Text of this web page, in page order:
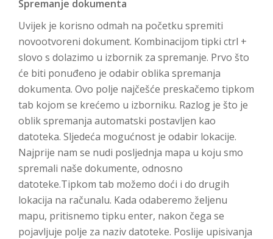
Spremanje dokumenta
Uvijek je korisno odmah na početku spremiti
novootvoreni dokument. Kombinacijom tipki ctrl +
slovo s dolazimo u izbornik za spremanje. Prvo što
će biti ponuđeno je odabir oblika spremanja
dokumenta. Ovo polje najčešće preskačemo tipkom
tab kojom se krećemo u izborniku. Razlog je što je
oblik spremanja automatski postavljen kao
datoteka. Sljedeća mogućnost je odabir lokacije.
Najprije nam se nudi posljednja mapa u koju smo
spremali naše dokumente, odnosno
datoteke.Tipkom tab možemo doći i do drugih
lokacija na računalu. Kada odaberemo željenu
mapu, pritisnemo tipku enter, nakon čega se
pojavljuje polje za naziv datoteke. Poslije upisivanja